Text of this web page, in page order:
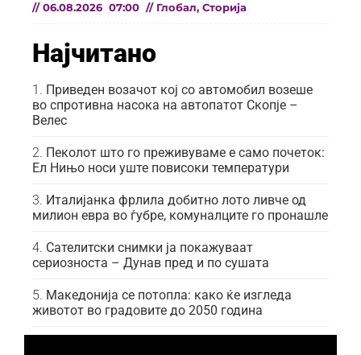
// 06.08.2026 07:00 // Глобал, Сторија
Најчитано
Приведен возачот кој со автомобил возеше
во спротивна насока на автопатот Скопје –
Велес
Пеколот што го преживуваме е само почеток:
Ел Нињо носи уште повисоки температури
Италијанка фрлила добитно лото ливче од
милион евра во ѓубре, комуналците го пронашле
Сателитски снимки ја покажуваат
сериозноста – Дунав пред и по сушата
Македонија се потопла: како ќе изгледа
животот во градовите до 2050 година